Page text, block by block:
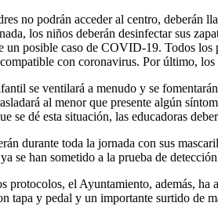
no podrán acceder al centro, deberán
los niños deberán desinfectar sus
un posible caso de COVID-19. Todos los
con coronavirus. Por último, los
se ventilará a menudo y se
al menor que presente algún
se dé esta situación, las educadoras
durante toda la jornada con sus
se han sometido a la prueba de
protocolos, el Ayuntamiento, además,
tapa y pedal y un importante surtido de